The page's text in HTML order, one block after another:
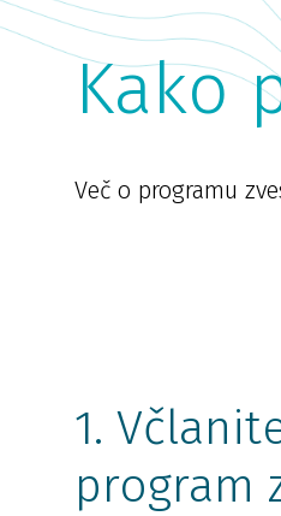
Kako
Več o programu
1.
program